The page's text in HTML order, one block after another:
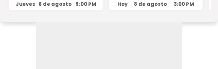
Jueves 6 de agosto 9:00 PM Hoy 8 de agosto 3:00 PM